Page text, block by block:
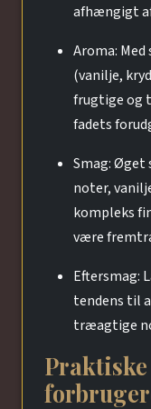
afhængigt
Aroma:
(vanilje,
frugtige og
fadets
Smag: Øget
noter,
kompleks
være
Eftersmag:
tendens til
træagtige